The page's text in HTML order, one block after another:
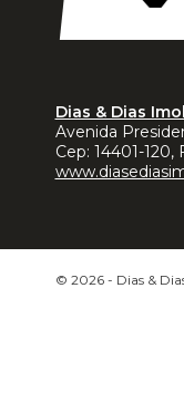
Dias & Dias
Avenida
Cep: 14401-120,
© 2026 - Dias &